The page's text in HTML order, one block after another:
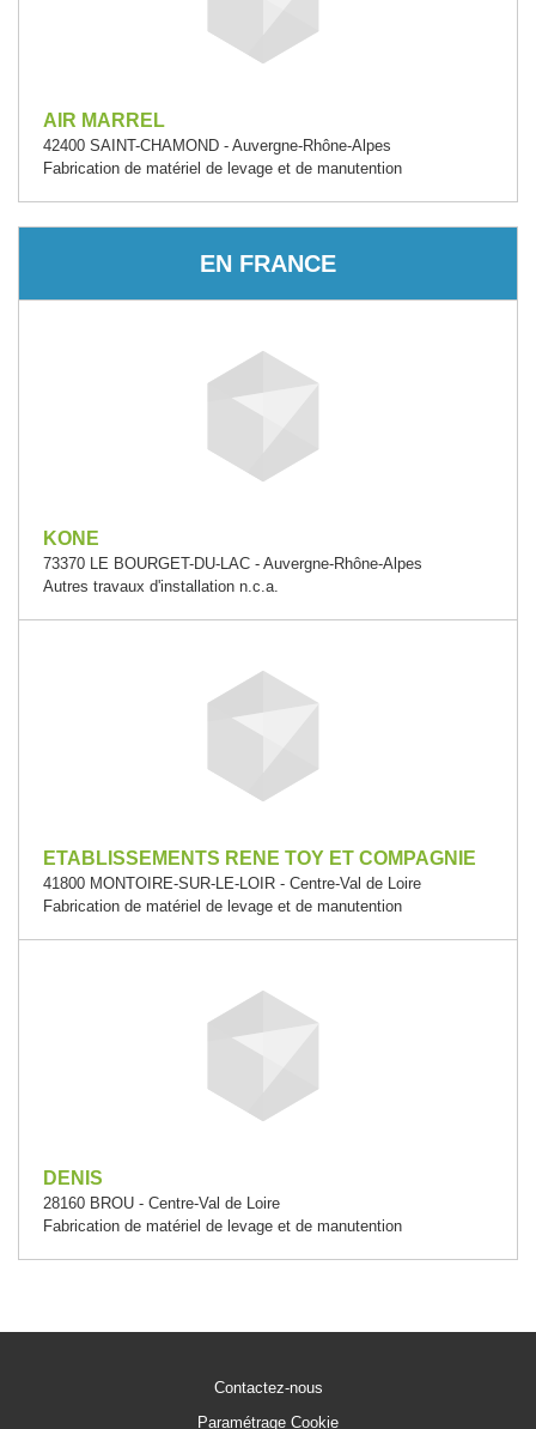
AIR MARREL
42400 SAINT-CHAMOND - Auvergne-Rhône-Alpes
Fabrication de matériel de levage et de manutention
EN FRANCE
KONE
73370 LE BOURGET-DU-LAC - Auvergne-Rhône-Alpes
Autres travaux d'installation n.c.a.
ETABLISSEMENTS RENE TOY ET COMPAGNIE
41800 MONTOIRE-SUR-LE-LOIR - Centre-Val de Loire
Fabrication de matériel de levage et de manutention
DENIS
28160 BROU - Centre-Val de Loire
Fabrication de matériel de levage et de manutention
Contactez-nous
Paramétrage Cookie